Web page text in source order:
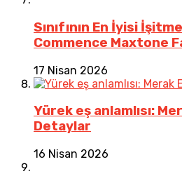
Sınıfının En İyisi
Commence Maxtone
17 Nisan 2026
Yürek eş anlamlısı:
Detaylar
16 Nisan 2026